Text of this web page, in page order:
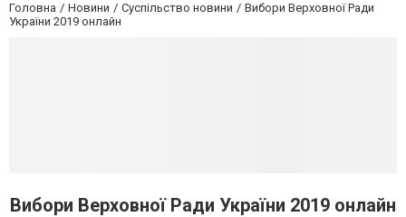
Головна Новини Суспільство новини
Вибори Верховної Ради
України 2019 онлайн
Вибори Верховної Ради України 2019 онлайн